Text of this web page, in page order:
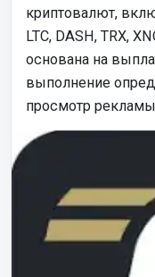
криптовалют,
LTC, DASH, TRX,
основана на
выполнение
просмотр